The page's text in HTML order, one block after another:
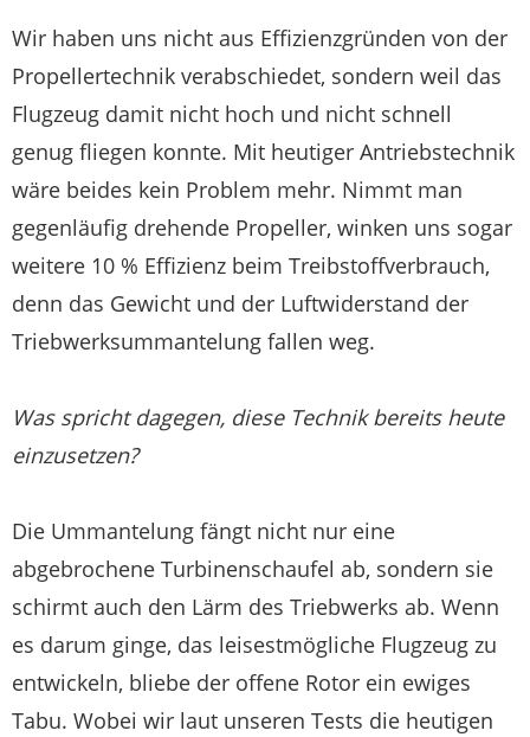
Wir haben uns nicht aus Effizienzgründen von der
Propellertechnik verabschiedet, sondern weil das
Flugzeug damit nicht hoch und nicht schnell
genug fliegen konnte. Mit heutiger Antriebstechnik
wäre beides kein Problem mehr. Nimmt man
gegenläufig drehende Propeller, winken uns sogar
weitere 10 % Effizienz beim Treibstoffverbrauch,
denn das Gewicht und der Luftwiderstand der
Triebwerksummantelung fallen weg.
Was spricht dagegen, diese Technik bereits heute
einzusetzen?
Die Ummantelung fängt nicht nur eine
abgebrochene Turbinenschaufel ab, sondern sie
schirmt auch den Lärm des Triebwerks ab. Wenn
es darum ginge, das leisestmögliche Flugzeug zu
entwickeln, bliebe der offene Rotor ein ewiges
Tabu. Wobei wir laut unseren Tests die heutigen